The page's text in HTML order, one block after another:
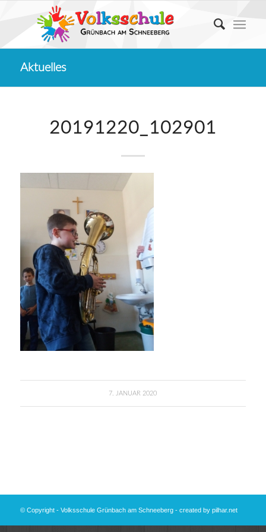
Aktuelles
20191220_102901
7. JANUAR 2020
© Copyright - Volksschule Grünbach am Schneeberg - created by pilhar.net